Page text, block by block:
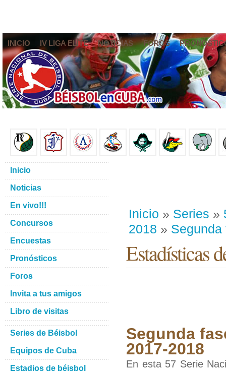
INICIO IV LIGA ELITE NOTICIAS FOROS
Inicio » Series »
2018 » Segunda
Estadísticas
Segunda
2017-2018
En esta 57 Serie
Inicio
Noticias
En vivo!!!
Concursos
Encuestas
Pronósticos
Foros
Invita a tus amigos
Libro de visitas
Series de Béisbol
Equipos de Cuba
Estadios de béisbol